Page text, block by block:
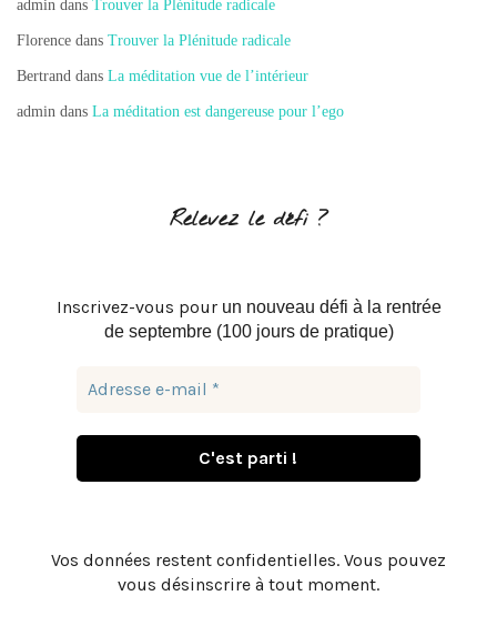
admin dans Trouver la Plénitude radicale
Florence dans Trouver la Plénitude radicale
Bertrand dans La méditation vue de l’intérieur
admin dans La méditation est dangereuse pour l’ego
Relevez le défi ?
Inscrivez-vous pour un nouveau défi à la rentrée
de septembre (100 jours de pratique)
Vos données restent confidentielles. Vous pouvez
vous désinscrire à tout moment.